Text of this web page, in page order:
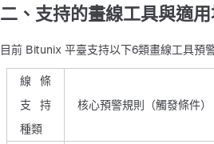
二、支持的畫線工具與適
目前 Bitunix 平臺支持以下6類畫線工具預
線條
支持
種類
核心預警規則（觸發條件）